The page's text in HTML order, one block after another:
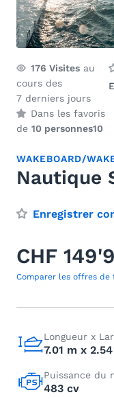
176 Visites au
cours des
7 derniers jours
Dans les favoris
de 10 personnes10
WAKEBOARD/
Nautique
Enregistrer
CHF
Comparer les offres de
Longueur x
7.01 m x
Puissance du
483 cv